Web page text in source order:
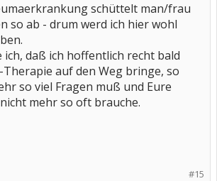
schüttelt man/frau
so ab - drum werd ich hier wohl
daß ich hoffentlich recht bald
auf den Weg bringe, so
so viel Fragen muß und Eure
mehr so oft brauche.
#15